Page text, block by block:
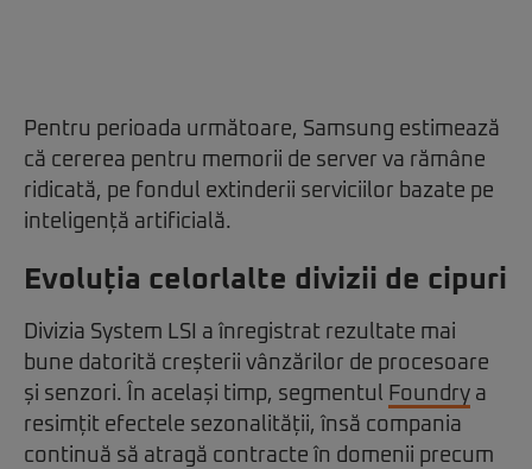
Pentru perioada următoare, Samsung estimează
că cererea pentru memorii de server va rămâne
ridicată, pe fondul extinderii serviciilor bazate pe
inteligență artificială.
Evoluția celorlalte divizii de cipuri
Divizia System LSI a înregistrat rezultate mai
bune datorită creșterii vânzărilor de procesoare
și senzori. În același timp, segmentul Foundry a
resimțit efectele sezonalității, însă compania
continuă să atragă contracte în domenii precum